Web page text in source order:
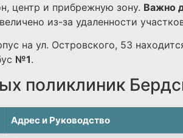
центр и прибрежную зону. Важно
из-за удаленности
на ул. Островского, 53
№1.
поликлиник
Адрес и Руководство